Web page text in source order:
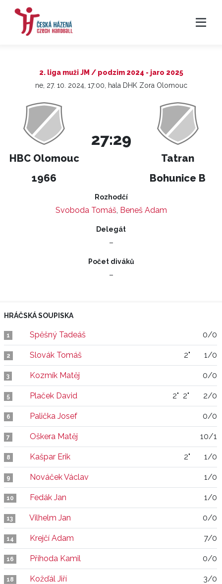
2. liga muži JM / podzim 2024 - jaro 2025
ne, 27. 10. 2024, 17:00, hala DHK Zora Olomouc
HBC Olomouc
1966
27:29
Tatran
Bohunice B
Rozhodčí
Svoboda Tomáš, Beneš Adam
Delegát
–
Počet diváků
–
HRÁČSKÁ SOUPISKA
1 Spěšný Tadeáš 0/0
2 Slovák Tomáš 2" 1/0
3 Kozmík Matěj 0/0
5 Plaček David 2" 2" 2/0
6 Palička Josef 0/0
7 Oškera Matěj 10/1
8 Kašpar Erik 2" 1/0
9 Nováček Václav 1/0
10 Fedák Jan 1/0
13 Vilhelm Jan 0/0
14 Krejčí Adam 7/0
16 Příhoda Kamil 0/0
18 Kožďál Jiří 3/0